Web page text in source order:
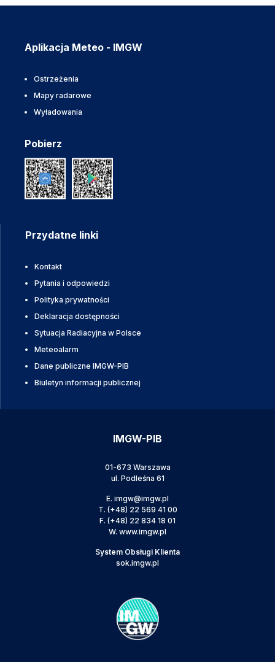
Aplikacja Meteo - IMGW
Ostrzeżenia
Mapy radarowe
Wyładowania
Pobierz
Przydatne linki
Kontakt
Pytania i odpowiedzi
Polityka prywatności
Deklaracja dostępności
Sytuacja Radiacyjna w Polsce
Meteoalarm
Dane publiczne IMGW-PIB
Biuletyn informacji publicznej
IMGW-PIB
01-673 Warszawa
ul. Podleśna 61
E. imgw@imgw.pl
T. (+48) 22 569 41 00
F. (+48) 22 834 18 01
W. www.imgw.pl
System Obsługi Klienta
sok.imgw.pl